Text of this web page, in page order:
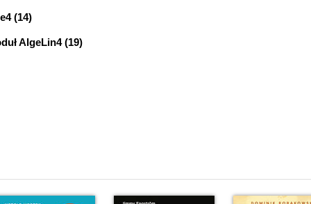
(14)
AlgeLin4 (19)
(22)
macierzowych metodą eliminacji Gaussa -funkcja
(32)